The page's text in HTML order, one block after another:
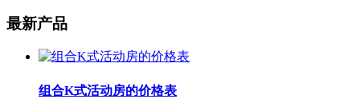
最新产品
组合K式活动房的价格表